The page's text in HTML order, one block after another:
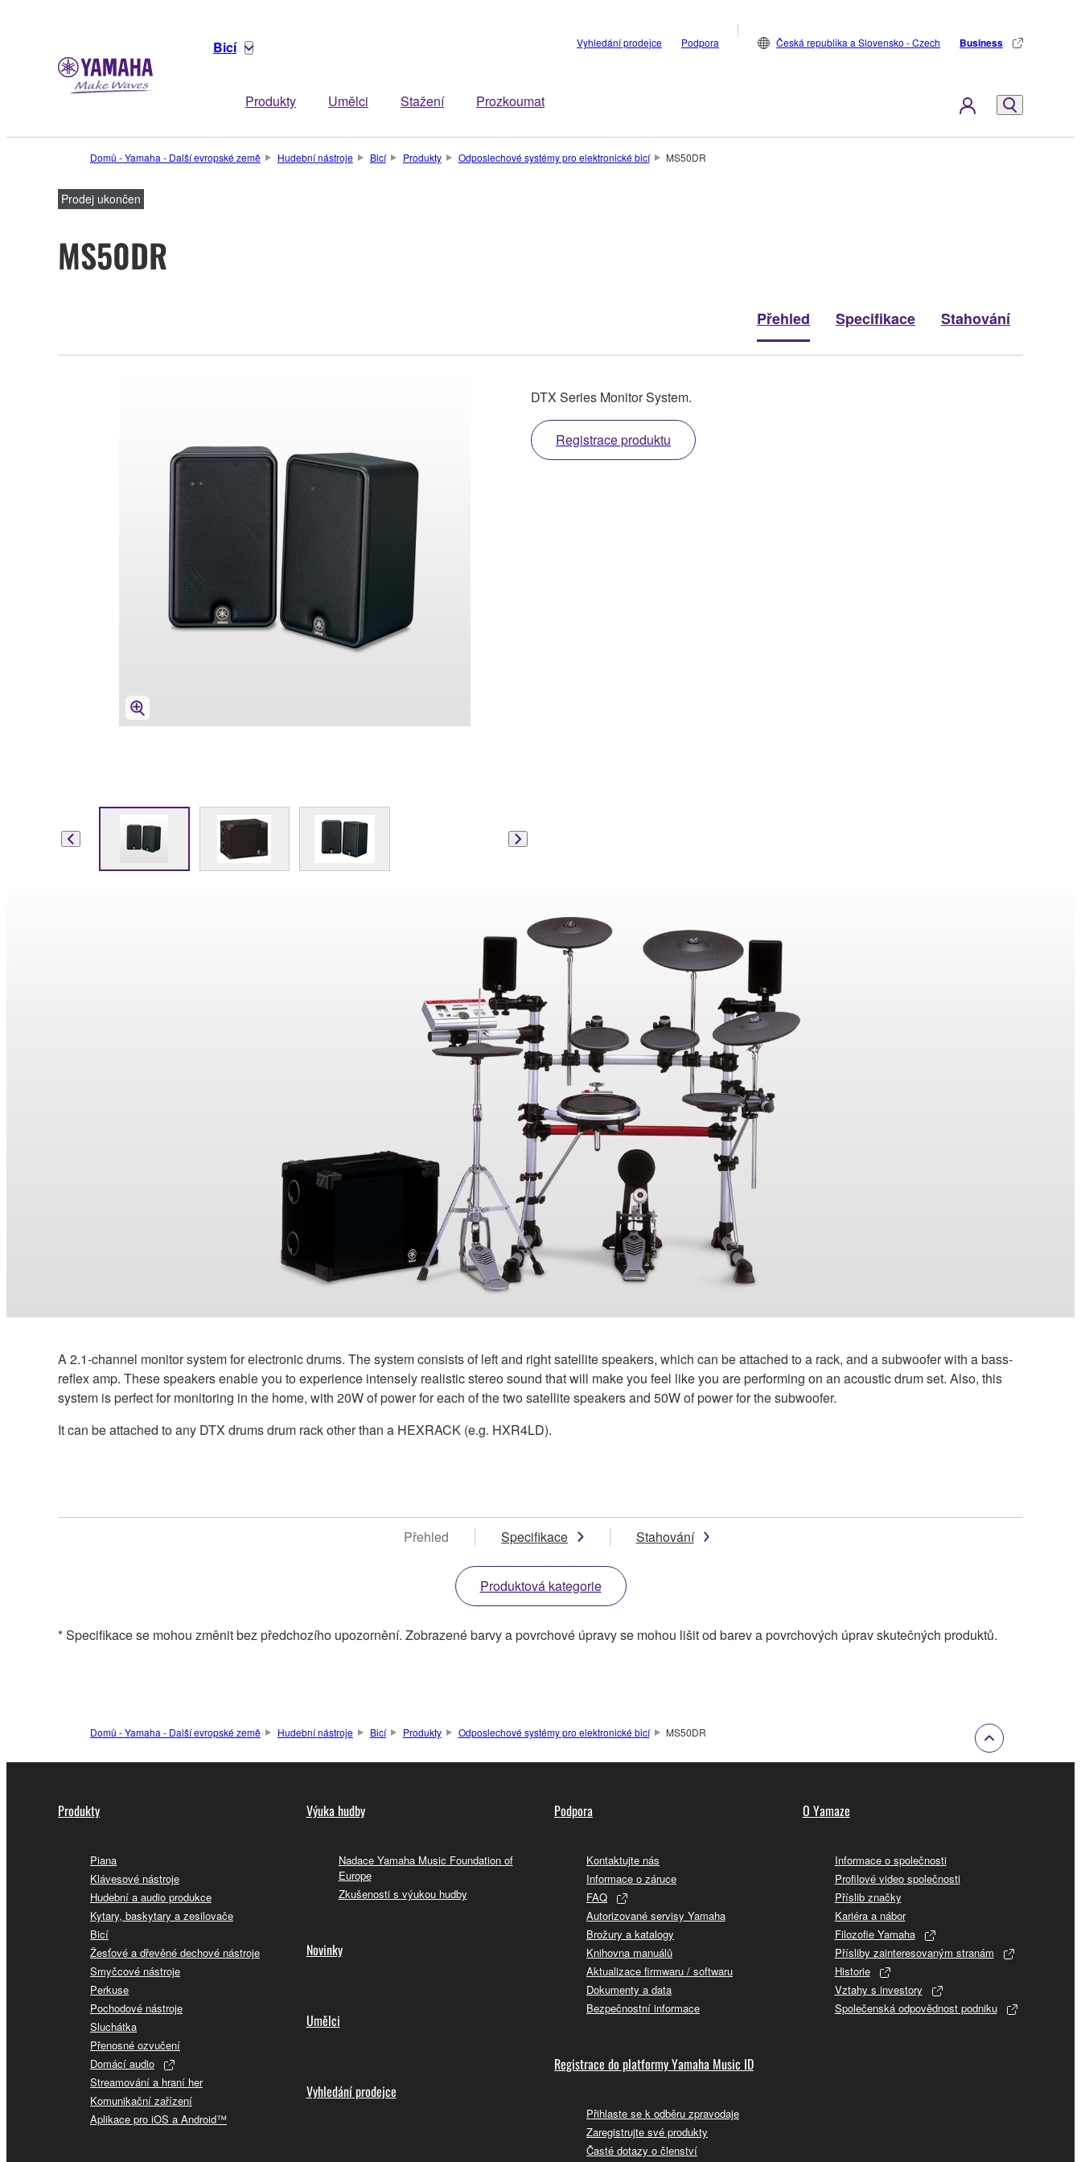
Bicí
Produkty Umělci Stažení Prozkoumat
Vyhledání prodejce Podpora Česká republika a Slovensko - Czech Business
Domů - Yamaha - Další evropské země Hudební nástroje Bicí Produkty Odposlechové systémy pro elektronické bicí MS50DR
Prodej ukončen
MS50DR
Přehled Specifikace Stahování
DTX Series Monitor System.
Registrace produktu
A 2.1-channel monitor system for electronic drums. The system consists of left and right satellite speakers, which can be attached to a rack, and a subwoofer with a bass-
reflex amp. These speakers enable you to experience intensely realistic stereo sound that will make you feel like you are performing on an acoustic drum set. Also, this
system is perfect for monitoring in the home, with 20W of power for each of the two satellite speakers and 50W of power for the subwoofer.
It can be attached to any DTX drums drum rack other than a HEXRACK (e.g. HXR4LD).
Přehled Specifikace Stahování
Produktová kategorie
* Specifikace se mohou změnit bez předchozího upozornění. Zobrazené barvy a povrchové úpravy se mohou lišit od barev a povrchových úprav skutečných produktů.
Domů - Yamaha - Další evropské země Hudební nástroje Bicí Produkty Odposlechové systémy pro elektronické bicí MS50DR
Produkty
Piana
Klávesové nástroje
Hudební a audio produkce
Kytary, baskytary a zesilovače
Bicí
Žesťové a dřevěné dechové nástroje
Smyčcové nástroje
Perkuse
Pochodové nástroje
Sluchátka
Přenosné ozvučení
Domácí audio
Streamování a hraní her
Komunikační zařízení
Aplikace pro iOS a Android™
Výuka hudby
Nadace Yamaha Music Foundation of
Europe
Zkušenosti s výukou hudby
Novinky
Umělci
Vyhledání prodejce
Podpora
Kontaktujte nás
Informace o záruce
FAQ
Autorizované servisy Yamaha
Brožury a katalogy
Knihovna manuálů
Aktualizace firmwaru / softwaru
Dokumenty a data
Bezpečnostní informace
Registrace do platformy Yamaha Music ID
Přihlaste se k odběru zpravodaje
Zaregistrujte své produkty
Časté dotazy o členství
O Yamaze
Informace o společnosti
Profilové video společnosti
Příslib značky
Kariéra a nábor
Filozofie Yamaha
Přísliby zainteresovaným stranám
Historie
Vztahy s investory
Společenská odpovědnost podniku